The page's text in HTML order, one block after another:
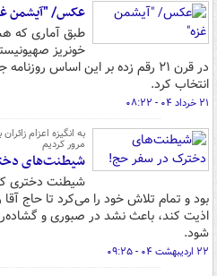
عکس/ "آیشمن
طبق آماری که
خونریز
در قرن ۲۱ رقم زده بر این اساس
انتخاب کرد.
۲۱ خرداد ۰۴ - ۰۸:۲۲
به انگیزه اعزام
مرور کردیم
شیطنت‌های
شیطنت دختری
بود و تمام تلاش خود را می‌کرد تا حاج
اذیت کند، باعث نشد در صبوری و
شود.
۲۲ اردیبهشت ۰۴ - ۰۹:۲۵